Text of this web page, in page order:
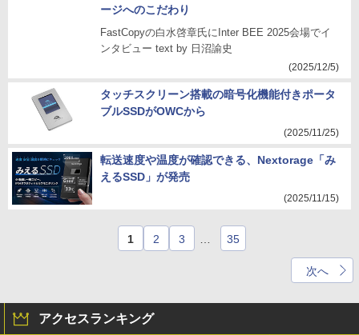
ージへのこだわり
FastCopyの白水啓章氏にInter BEE 2025会場でイ
ンタビュー text by 日沼諭史
(2025/12/5)
タッチスクリーン搭載の暗号化機能付きポータ
ブルSSDがOWCから
(2025/11/25)
転送速度や温度が確認できる、Nextorage「み
えるSSD」が発売
(2025/11/15)
1 2 3 35
次へ
アクセスランキング